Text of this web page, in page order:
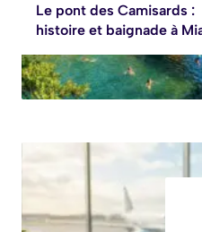
Le pont des Camisards :
histoire et baignade à